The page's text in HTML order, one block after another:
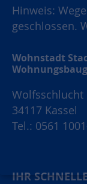
Hinweis:
geschlossen.
Wohnstadt
Wolfsschlucht
34117 Kassel
Tel.: 0561
IHR